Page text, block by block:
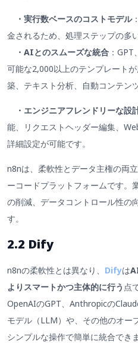
・実行数ベースのコストモデル
金されるため、処理ステップの多
・AIとのスムーズな統合 ：
可能な2,000以上のテンプレート
築、テキスト分析、自動コンテン
・エンジニアフレンドリーな設
能、リクエストヘッダー編集、
詳細設定が可能です。
n8nは、柔軟性とデータ主権の両
ーコードプラットフォームです。
の削減、データコントロール性の
す。
2.2 Dify
n8nの柔軟性とは異なり、 Difyは
よりスマートかつ主体的に行う 点
OpenAIのGPT、Anthropicの
モデル（LLM）や、その他のオー
シンプルな操作で簡単に統合でき